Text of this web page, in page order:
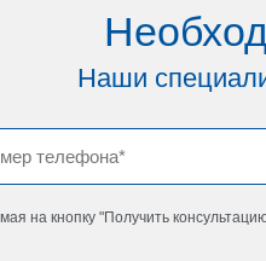
Наши
на кнопку "Получить